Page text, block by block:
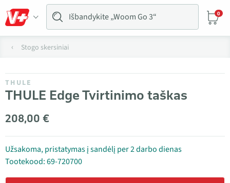
0
Stogo skersiniai
THULE
THULE Edge Tvirtinimo taškas
208,00 €
Užsakoma, pristatymas į sandėlį per 2 darbo dienas
Tootekood: 69-720700